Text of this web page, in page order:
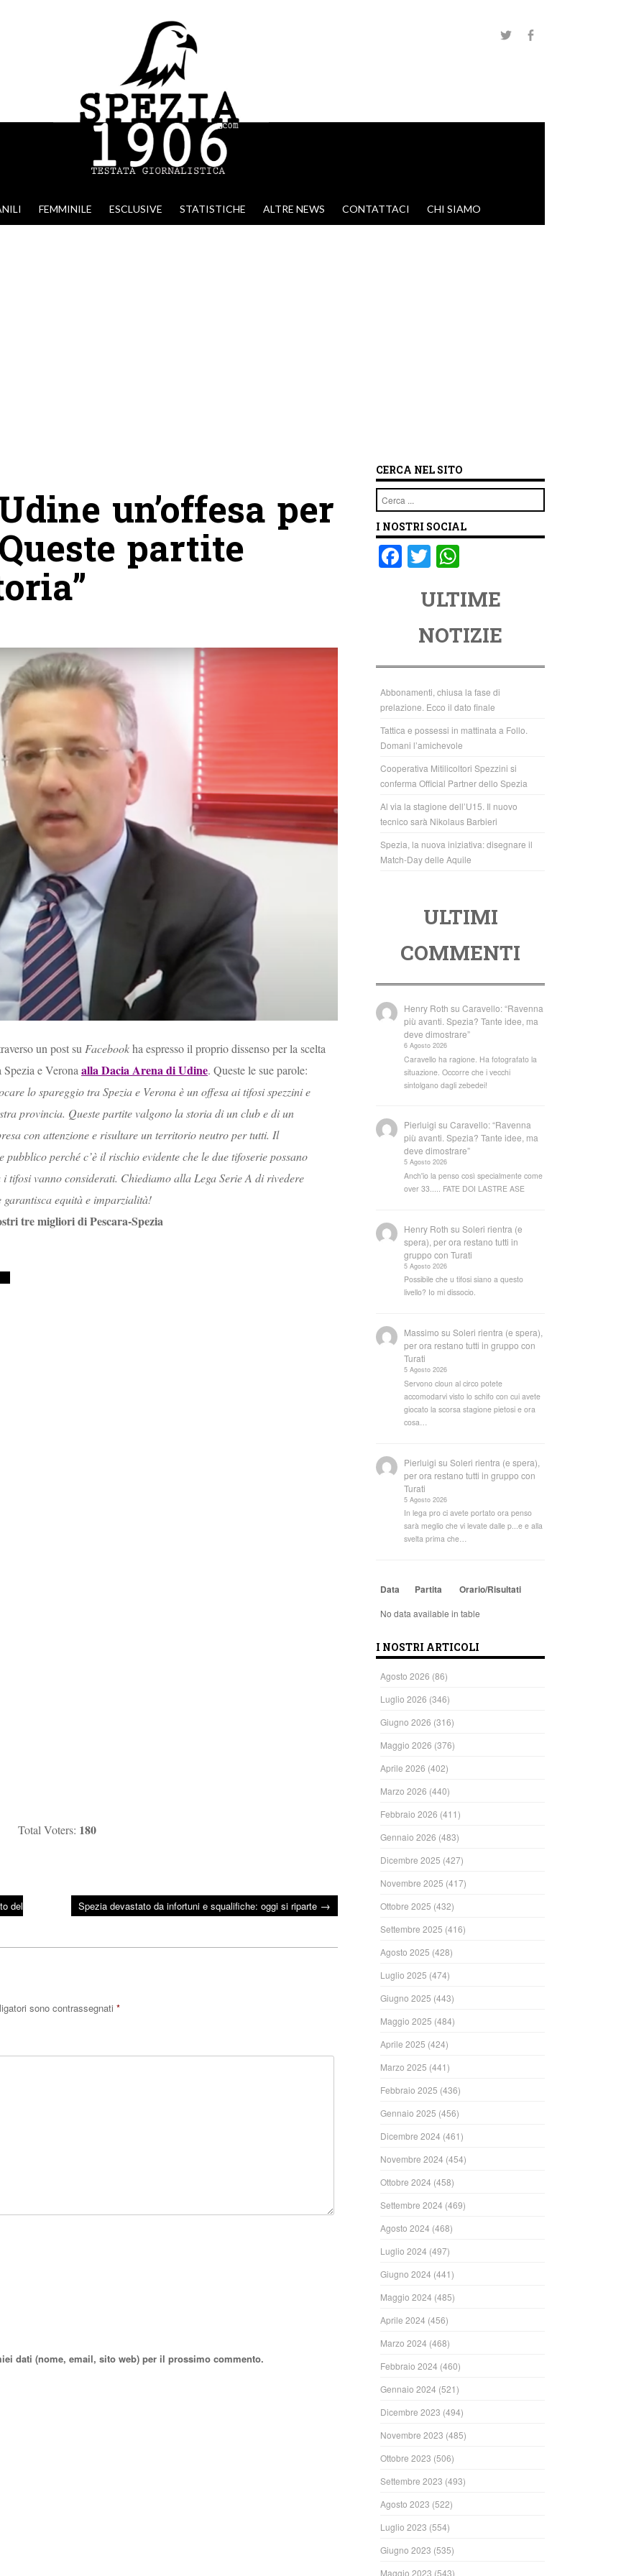
FEMMINILE ESCLUSIVE STATISTICHE ALTRE NEWS CONTATTACI CHI SIAMO
un’offesa per
partite
un post su Facebookha espresso il proprio dissenso per la scelta
e Verona alla Dacia Arena di Udine. Queste le sue parole:
lo spareggio tra Spezia e Verona è un offesa ai tifosi spezzini e
provincia. Queste partite valgono la storia di un club e di un
con attenzione e risultare un territorio neutro per tutti. Il
perché c’è il rischio evidente che le due tifoserie possano
vanno considerati. Chiediamo alla Lega Serie A di rivedere
garantisca equità e imparzialità!
tre migliori di Pescara-Spezia
Total Voters: 180
del
Spezia devastato da infortuni e squalifiche: oggi si riparte →
sono contrassegnati *
dati (nome, email, sito web) per il prossimo commento.
CERCA NEL SITO
Cerca
I NOSTRI SOCIAL
F
o
o
k
T
tt
er
at
s
A
p
p
ULTIME
NOTIZIE
Abbonamenti, chiusa la fase di
prelazione. Ecco il dato finale
Tattica e possessi in mattinata a Follo.
Domani l’amichevole
Cooperativa Mitilicoltori Spezzini si
conferma Official Partner dello Spezia
Al via la stagione dell’U15. Il nuovo
tecnico sarà Nikolaus Barbieri
Spezia, la nuova iniziativa: disegnare il
Match-Day delle Aquile
ULTIMI
COMMENTI
Henry Roth suCaravello: “Ravenna
più avanti. Spezia? Tante idee, ma
deve dimostrare”
6 Agosto 2026
Caravello ha ragione. Ha fotografato la
situazione. Occorre che i vecchi
sintolgano dagli zebedei!
Pierluigi suCaravello: “Ravenna
più avanti. Spezia? Tante idee, ma
deve dimostrare”
5 Agosto 2026
Anch'io la penso così specialmente come
over 33..... FATE DOI LASTRE ASE
Henry Roth suSoleri rientra (e
spera), per ora restano tutti in
gruppo con Turati
5 Agosto 2026
Possibile che u tifosi siano a questo
livello? Io mi dissocio.
Massimo suSoleri rientra (e spera),
per ora restano tutti in gruppo con
Turati
5 Agosto 2026
Servono cloun al circo potete
accomodarvi visto lo schifo con cui avete
giocato la scorsa stagione pietosi e ora
cosa…
Pierluigi suSoleri rientra (e spera),
per ora restano tutti in gruppo con
Turati
5 Agosto 2026
In lega pro ci avete portato ora penso
sarà meglio che vi levate dalle p...e e alla
svelta prima che…
Data Partita Orario/Risultati
No data available in table
I NOSTRI ARTICOLI
Agosto 2026 (86)
Luglio 2026 (346)
Giugno 2026 (316)
Maggio 2026 (376)
Aprile 2026 (402)
Marzo 2026 (440)
Febbraio 2026 (411)
Gennaio 2026 (483)
Dicembre 2025 (427)
Novembre 2025 (417)
Ottobre 2025 (432)
Settembre 2025 (416)
Agosto 2025 (428)
Luglio 2025 (474)
Giugno 2025 (443)
Maggio 2025 (484)
Aprile 2025 (424)
Marzo 2025 (441)
Febbraio 2025 (436)
Gennaio 2025 (456)
Dicembre 2024 (461)
Novembre 2024 (454)
Ottobre 2024 (458)
Settembre 2024 (469)
Agosto 2024 (468)
Luglio 2024 (497)
Giugno 2024 (441)
Maggio 2024 (485)
Aprile 2024 (456)
Marzo 2024 (468)
Febbraio 2024 (460)
Gennaio 2024 (521)
Dicembre 2023 (494)
Novembre 2023 (485)
Ottobre 2023 (506)
Settembre 2023 (493)
Agosto 2023 (522)
Luglio 2023 (554)
Giugno 2023 (535)
Maggio 2023 (543)